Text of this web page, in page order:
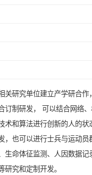
关研究单位建立产学研合作
订制研发， 可以结合网络
术和算法进行创新的人的状
，也可以进行士兵与运动员
生命体征监测、人因数据记
研究和定制开发。